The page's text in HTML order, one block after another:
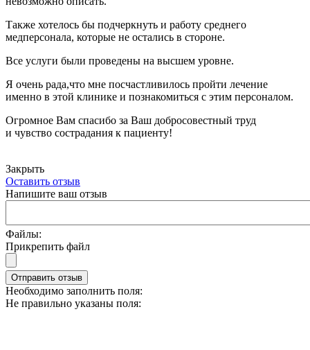
Также хотелось бы подчеркнуть и работу среднего
медперсонала, которые не остались в стороне.
Все услуги были проведены на высшем уровне.
Я очень рада,что мне посчастливилось пройти лечение
именно в этой клинике и познакомиться с этим персоналом.
Огромное Вам спасибо за Ваш добросовестный труд
и чувство сострадания к пациенту!
Закрыть
Оставить отзыв
Напишите ваш отзыв
Файлы:
Прикрепить файл
Отправить отзыв
Необходимо заполнить поля:
Не правильно указаны поля: